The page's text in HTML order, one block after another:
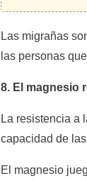
Las migrañas
las personas
8. El magnesio
La resistencia a
capacidad de
El magnesio